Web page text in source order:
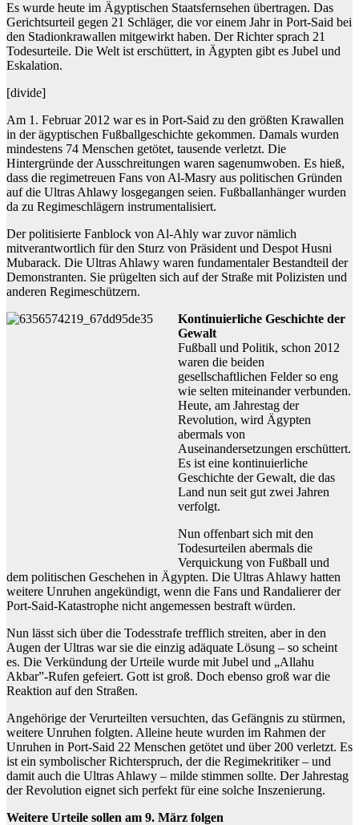
Es wurde heute im Ägyptischen Staatsfernsehen übertragen. Das
Gerichtsurteil gegen 21 Schläger, die vor einem Jahr in Port-Said bei
den Stadionkrawallen mitgewirkt haben. Der Richter sprach 21
Todesurteile. Die Welt ist erschüttert, in Ägypten gibt es Jubel und
Eskalation.
[divide]
Am 1. Februar 2012 war es in Port-Said zu den größten Krawallen
in der ägyptischen Fußballgeschichte gekommen. Damals wurden
mindestens 74 Menschen getötet, tausende verletzt. Die
Hintergründe der Ausschreitungen waren sagenumwoben. Es hieß,
dass die regimetreuen Fans von Al-Masry aus politischen Gründen
auf die Ultras Ahlawy losgegangen seien. Fußballanhänger wurden
da zu Regimeschlägern instrumentalisiert.
Der politisierte Fanblock von Al-Ahly war zuvor nämlich
mitverantwortlich für den Sturz von Präsident und Despot Husni
Mubarack. Die Ultras Ahlawy waren fundamentaler Bestandteil der
Demonstranten. Sie prügelten sich auf der Straße mit Polizisten und
anderen Regimeschützern.
Kontinuierliche Geschichte der
Gewalt
Fußball und Politik, schon 2012
waren die beiden
gesellschaftlichen Felder so eng
wie selten miteinander verbunden.
Heute, am Jahrestag der
Revolution, wird Ägypten
abermals von
Auseinandersetzungen erschüttert.
Es ist eine kontinuierliche
Geschichte der Gewalt, die das
Land nun seit gut zwei Jahren
verfolgt.
Nun offenbart sich mit den
Todesurteilen abermals die
Verquickung von Fußball und
dem politischen Geschehen in Ägypten. Die Ultras Ahlawy hatten
weitere Unruhen angekündigt, wenn die Fans und Randalierer der
Port-Said-Katastrophe nicht angemessen bestraft würden.
Nun lässt sich über die Todesstrafe trefflich streiten, aber in den
Augen der Ultras war sie die einzig adäquate Lösung – so scheint
es. Die Verkündung der Urteile wurde mit Jubel und „Allahu
Akbar”-Rufen gefeiert. Gott ist groß. Doch ebenso groß war die
Reaktion auf den Straßen.
Angehörige der Verurteilten versuchten, das Gefängnis zu stürmen,
weitere Unruhen folgten. Alleine heute wurden im Rahmen der
Unruhen in Port-Said 22 Menschen getötet und über 200 verletzt. Es
ist ein symbolischer Richterspruch, der die Regimekritiker – und
damit auch die Ultras Ahlawy – milde stimmen sollte. Der Jahrestag
der Revolution eignet sich perfekt für eine solche Inszenierung.
Weitere Urteile sollen am 9. März folgen